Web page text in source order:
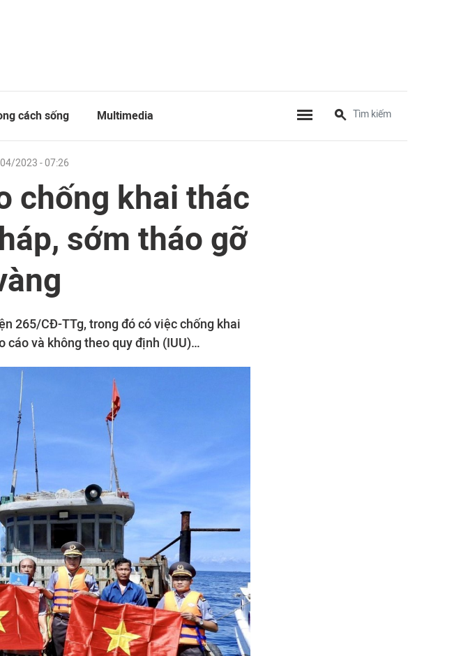
cách sống Multimedia
2023 - 07:26
chống khai thác
sớm tháo gỡ
265/CĐ-TTg, trong đó có việc chống khai
cáo và không theo quy định (IUU)…